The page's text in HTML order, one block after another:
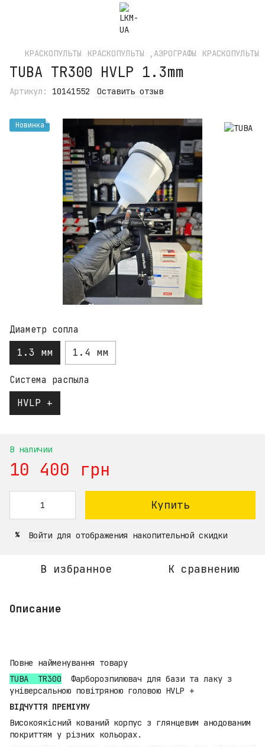
КРАСКОПУЛЬТЫ КРАСКОПУЛЬТЫ ,АЭРОГРАФЫ КРАСКОПУЛЬТЫ
TUBA TR300 HVLP 1.3mm
Артикул: 10141552 Оставить отзыв
Новинка
Диаметр сопла
1.3 мм 1.4 мм
Система распыла
HVLP +
В наличии
10 400 грн
Купить
% Войти для отображения накопительной скидки
В избранное К сравнению
Описание
Повне найменування товару
TUBA TR300 Фарборозпилювач для бази та лаку з
універсальною повітряною головою HVLP +
ВІДЧУТТЯ ПРЕМІУМУ
Високоякісний кований корпус з глянцевим анодованим
покриттям у різних кольорах.